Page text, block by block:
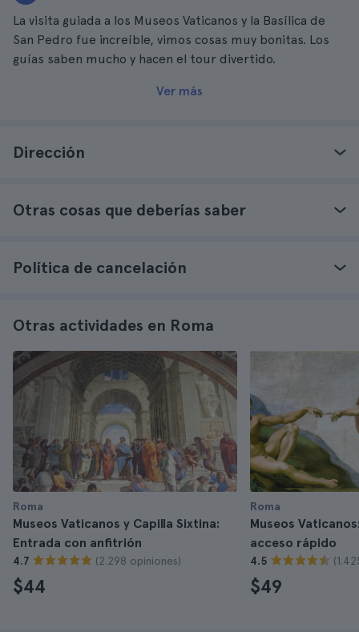
La visita guiada a los Museos Vaticanos y la Basílica de
San Pedro fue increíble, vimos cosas muy bonitas. Los
guías saben mucho y hacen el tour divertido.
Ver más
Dirección
Otras cosas que deberías saber
Política de cancelación
Otras actividades en Roma
Roma
Museos Vaticanos y Capilla Sixtina:
Entrada con anfitrión
4.7 (2.298 opiniones)
$44
Roma
Museos
acceso rápido
4.5
$49